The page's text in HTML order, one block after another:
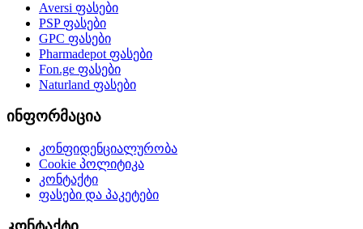
Aversi ფასები
PSPფასები
GPC ფასები
Pharmadepotფასები
Fon.ge ფასები
Naturland ფასები
ინფორმაცია
კონფიდენციალურობა
Cookie პოლიტიკა
კონტაქტი
ფასები და პაკეტები